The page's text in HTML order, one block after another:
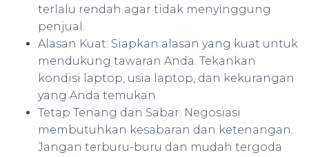
terlalu rendah agar tidak menyinggung
penjual.
Alasan Kuat: Siapkan alasan yang kuat untuk
mendukung tawaran Anda. Tekankan
kondisi laptop, usia laptop, dan kekurangan
yang Anda temukan.
Tetap Tenang dan Sabar: Negosiasi
membutuhkan kesabaran dan ketenangan.
Jangan terburu-buru dan mudah tergoda